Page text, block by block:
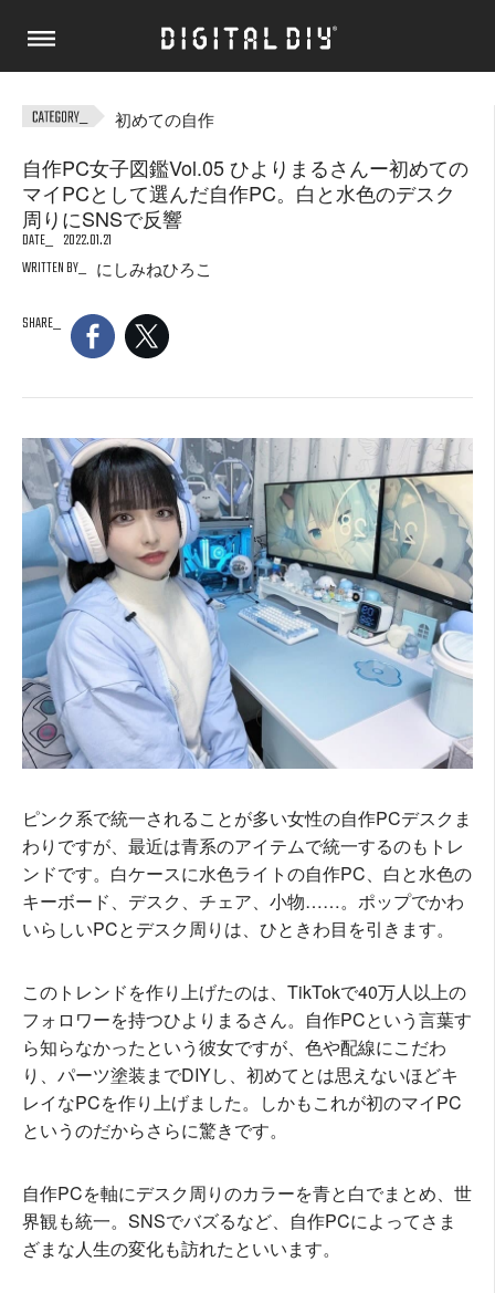
初めての自作
自作PC女子図鑑Vol.05 ひよりまるさんー初めての
マイPCとして選んだ自作PC。白と水色のデスク
周りにSNSで反響
DATE
2022.01.21
WRITTEN BY
にしみねひろこ
SHARE
ピンク系で統一されることが多い女性の自作PCデスクま
わりですが、最近は青系のアイテムで統一するのもトレ
ンドです。白ケースに水色ライトの自作PC、白と水色の
キーボード、デスク、チェア、小物……。ポップでかわ
いらしいPCとデスク周りは、ひときわ目を引きます。
このトレンドを作り上げたのは、TikTokで40万人以上の
フォロワーを持つひよりまるさん。自作PCという言葉す
ら知らなかったという彼女ですが、色や配線にこだわ
り、パーツ塗装までDIYし、初めてとは思えないほどキ
レイなPCを作り上げました。しかもこれが初のマイPC
というのだからさらに驚きです。
自作PCを軸にデスク周りのカラーを青と白でまとめ、世
界観も統一。SNSでバズるなど、自作PCによってさま
ざまな人生の変化も訪れたといいます。